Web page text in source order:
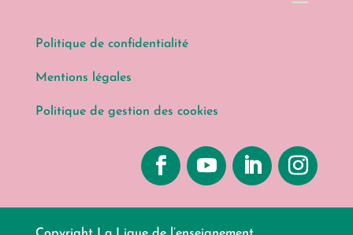
Politique de confidentialité
Mentions légales
Politique de gestion des cookies